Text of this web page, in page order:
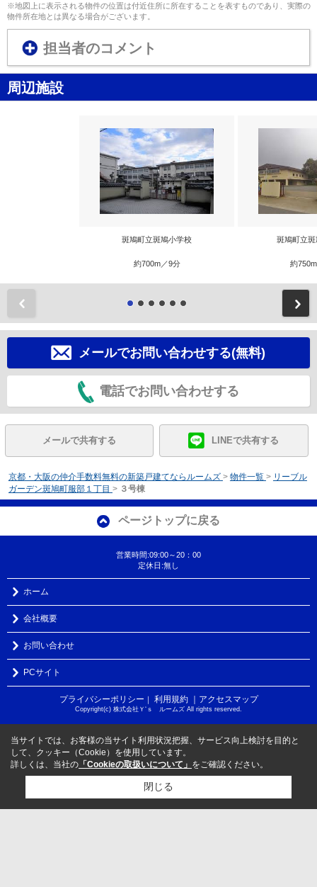
※地図上に表示される物件の位置は付近住所に所在することを表すものであり、実際の
物件所在地とは異なる場合がございます。
担当者のコメント
周辺施設
斑鳩町立斑鳩小学校
約700m／9分
斑鳩町立
約
メールでお問い合わせする(無料)
電話でお問い合わせする
メールで共有する LINEで共有する
京都・大阪の仲介手数料無料の新築戸建てならルームズ > 物件一覧 > リーブル
ガーデン斑鳩町服部１丁目 > ３号棟
ページトップに戻る
営業時間:09:00～20：00
定休日:無し
ホーム
会社概要
お問い合わせ
PCサイト
プライバシーポリシー ｜ 利用規約 ｜アクセスマップ
Copyright(c) 株式会社Ｙ‘ｓ ルームズ All rights reserved.
当サイトでは、お客様の当サイト利用状況把握、サービス向上検討を目的と
して、クッキー（Cookie）を使用しています。
詳しくは、当社の 「Cookieの取扱いについて」 をご確認ください。
閉じる